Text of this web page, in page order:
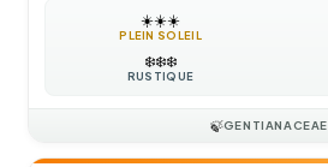
☀️☀️☀️
PLEIN SOLEIL
❄️❄️❄️
RUSTIQUE
🍃GENTIANACEAE